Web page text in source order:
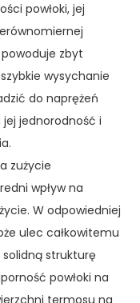
powłoki, jej
zbyt
wysychanie
do naprężeń
jej jednorodność i
zużycie
wpływ na
W odpowiedniej
ulec całkowitemu
strukturę
powłoki na